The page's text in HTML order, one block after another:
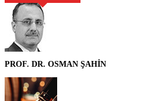
PROF. DR. OSMAN ŞAHİN